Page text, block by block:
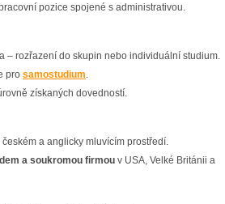
pozice spojené s administrativou.
– rozřazení do skupin nebo individuální studium.
pro samostudium.
získaných dovedností.
a anglicky mluvícím prostředí.
a soukromou firmou v USA, Velké Británii a